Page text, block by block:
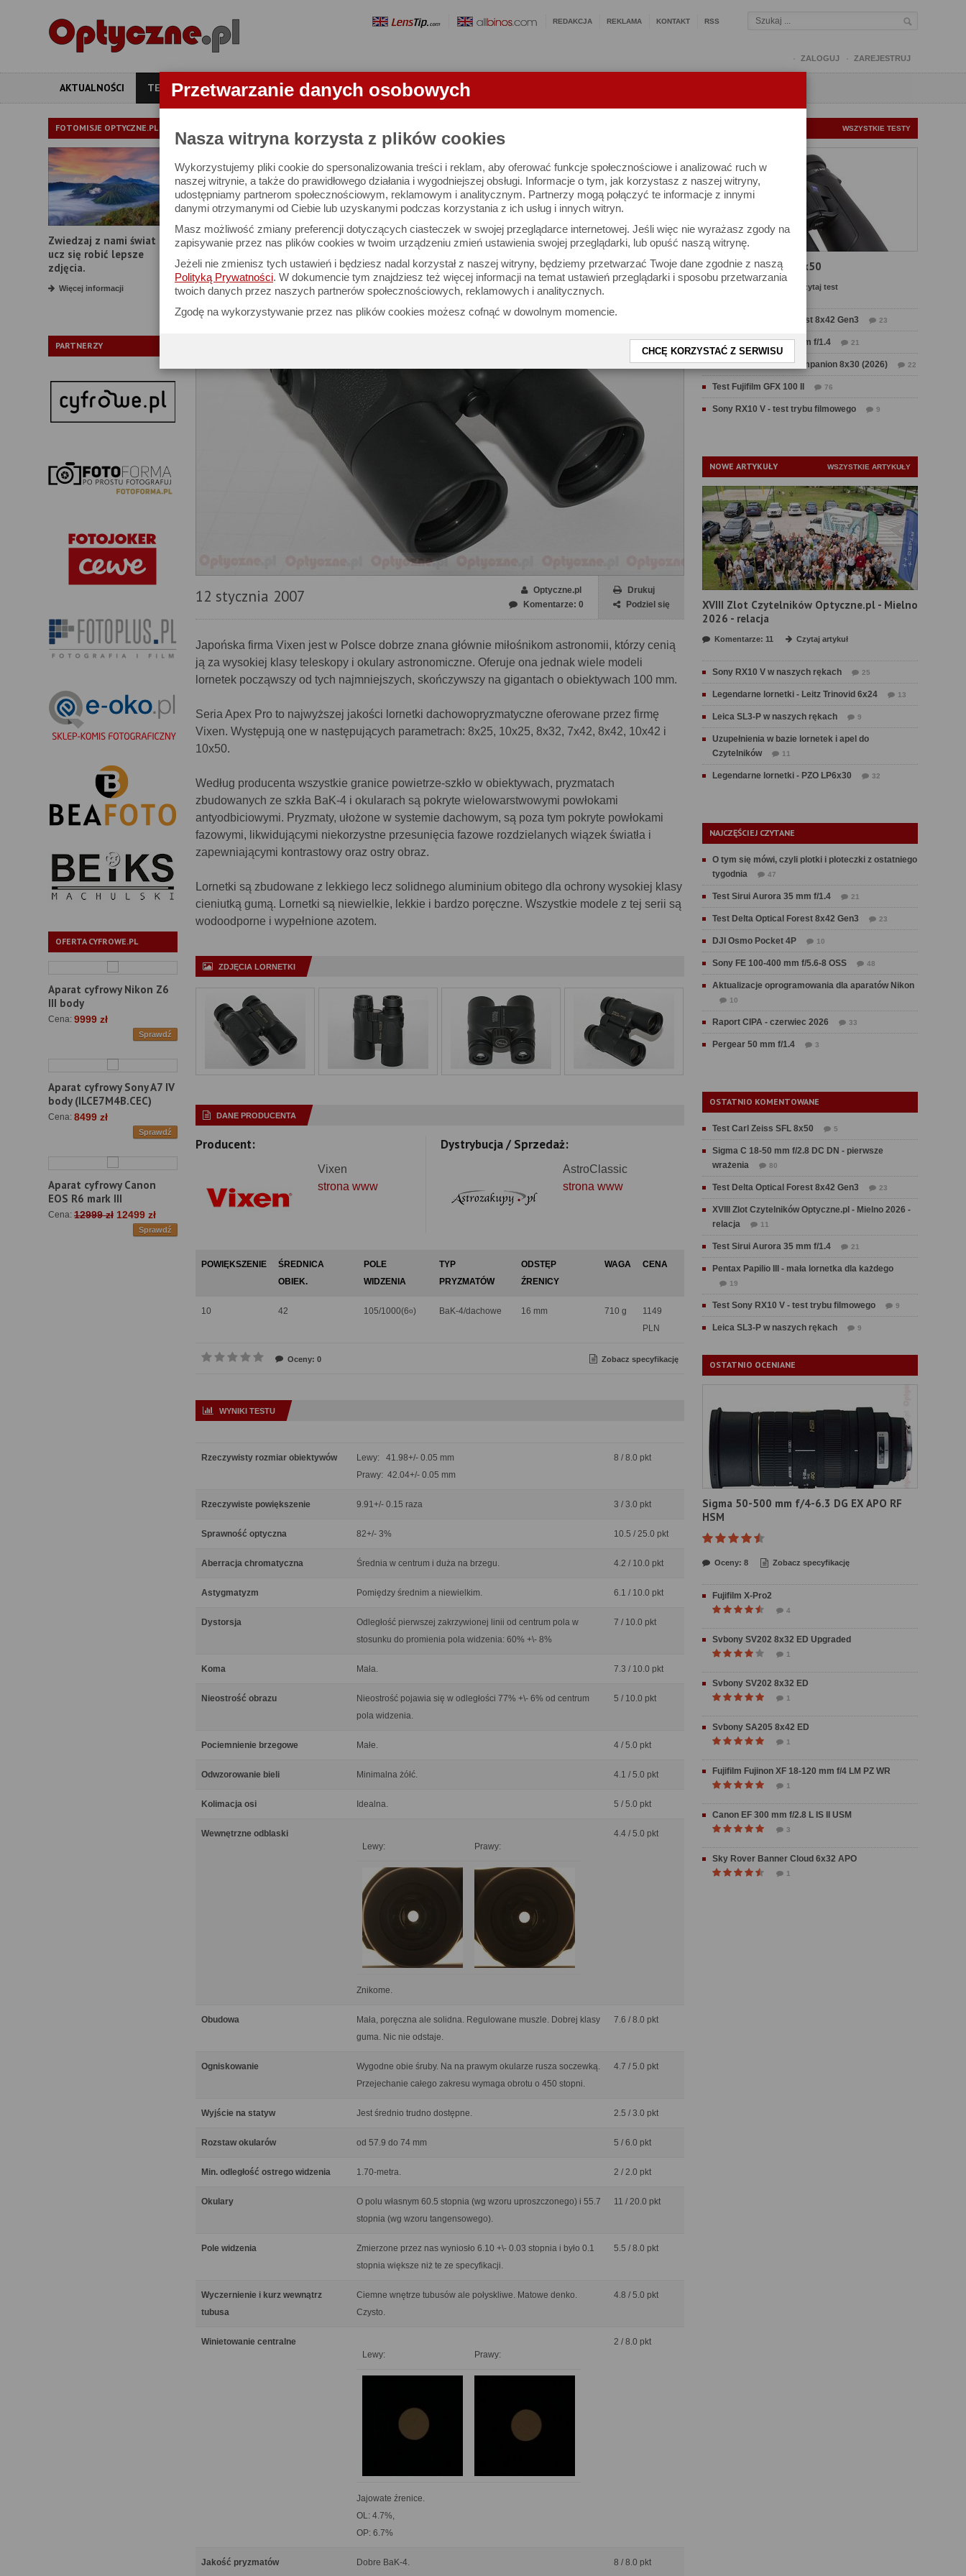
Przetwarzanie danych osobowych
Nasza witryna korzysta z plików cookies
Wykorzystujemy pliki cookie do spersonalizowania treści i reklam, aby oferować funkcje społecznościowe i analizować ruch w
naszej witrynie, a także do prawidłowego działania i wygodniejszej obsługi. Informacje o tym, jak korzystasz z naszej witryny,
udostępniamy partnerom społecznościowym, reklamowym i analitycznym. Partnerzy mogą połączyć te informacje z innymi
danymi otrzymanymi od Ciebie lub uzyskanymi podczas korzystania z ich usług i innych witryn.
Masz możliwość zmiany preferencji dotyczących ciasteczek w swojej przeglądarce internetowej. Jeśli więc nie wyrażasz zgody na
zapisywanie przez nas plików cookies w twoim urządzeniu zmień ustawienia swojej przeglądarki, lub opuść naszą witrynę.
Jeżeli nie zmienisz tych ustawień i będziesz nadal korzystał z naszej witryny, będziemy przetwarzać Twoje dane zgodnie z naszą
Polityką Prywatności. W dokumencie tym znajdziesz też więcej informacji na temat ustawień przeglądarki i sposobu przetwarzania
twoich danych przez naszych partnerów społecznościowych, reklamowych i analitycznych.
Zgodę na wykorzystywanie przez nas plików cookies możesz cofnąć w dowolnym momencie.
CHCĘ KORZYSTAĆ Z SERWISU
REDAKCJA REKLAMA KONTAKT RSS
ZALOGUJ ZAREJESTRUJ
AKTUALNOŚCI TESTY ARTYKUŁY APARATY OBIEKTYWY LORNETKI
FOTOMISJE OPTYCZNE.PL
Zwiedzaj z nami świat i
ucz się robić lepsze
zdjęcia.
Więcej informacji
PARTNERZY
OFERTA CYFROWE.PL
Aparat cyfrowy Nikon Z6
III body
Cena: 9999 zł
Sprawdź
Aparat cyfrowy Sony A7 IV
body (ILCE7M4B.CEC)
Cena: 8499 zł
Sprawdź
Aparat cyfrowy Canon
EOS R6 mark III
Cena: 12999 zł 12499 zł
Sprawdź
TEST LORNETKI
Vixen Apex Pro 10x42 - test lornetki
12 stycznia 2007
Drukuj
Podziel się
Optyczne.pl
Komentarze: 0
Japońska firma Vixen jest w Polsce dobrze znana głównie miłośnikom astronomii, którzy cenią
ją za wysokiej klasy teleskopy i okulary astronomiczne. Oferuje ona jednak wiele modeli
lornetek począwszy od tych najmniejszych, skończywszy na gigantach o obiektywach 100 mm.
Seria Apex Pro to najwyższej jakości lornetki dachowopryzmatyczne oferowane przez firmę
Vixen. Występują one w następujących parametrach: 8x25, 10x25, 8x32, 7x42, 8x42, 10x42 i
10x50.
Według producenta wszystkie granice powietrze-szkło w obiektywach, pryzmatach
zbudowanych ze szkła BaK-4 i okularach są pokryte wielowarstwowymi powłokami
antyodbiciowymi. Pryzmaty, ułożone w systemie dachowym, są poza tym pokryte powłokami
fazowymi, likwidującymi niekorzystne przesunięcia fazowe rozdzielanych wiązek światła i
zapewniającymi kontrastowy oraz ostry obraz.
Lornetki są zbudowane z lekkiego lecz solidnego aluminium obitego dla ochrony wysokiej klasy
cieniutką gumą. Lornetki są niewielkie, lekkie i bardzo poręczne. Wszystkie modele z tej serii są
wodoodporne i wypełnione azotem.
ZDJĘCIA LORNETKI
DANE PRODUCENTA
Producent:
Vixen
strona www
Dystrybucja / Sprzedaż:
AstroClassic
strona www
POWIĘKSZENIE
ŚREDNICA
OBIEK.
POLE
WIDZENIA
TYP
PRYZMATÓW
ODSTĘP
ŹRENICY
WAGA CENA
10 42 105/1000(6o) BaK-4/dachowe 16 mm 710 g
1149
PLN
Oceny: 0 Zobacz specyfikację
WYNIKI TESTU
Rzeczywisty rozmiar obiektywów
Lewy: 41.98+/- 0.05 mm
Prawy: 42.04+/- 0.05 mm
8 / 8.0 pkt
Rzeczywiste powiększenie 9.91+/- 0.15 raza 3 / 3.0 pkt
Sprawność optyczna 82+/- 3% 10.5 / 25.0 pkt
Aberracja chromatyczna Średnia w centrum i duża na brzegu. 4.2 / 10.0 pkt
Astygmatyzm Pomiędzy średnim a niewielkim. 6.1 / 10.0 pkt
Dystorsja
Odległość pierwszej zakrzywionej linii od centrum pola w
stosunku do promienia pola widzenia: 60% +\- 8%
7 / 10.0 pkt
Koma Mała. 7.3 / 10.0 pkt
Nieostrość obrazu
Nieostrość pojawia się w odległości 77% +\- 6% od centrum
pola widzenia.
5 / 10.0 pkt
Pociemnienie brzegowe Małe. 4 / 5.0 pkt
Odwzorowanie bieli Minimalna żółć. 4.1 / 5.0 pkt
Kolimacja osi Idealna. 5 / 5.0 pkt
Wewnętrzne odblaski
Lewy:
Prawy:
Znikome.
4.4 / 5.0 pkt
Obudowa
Mała, poręczna ale solidna. Regulowane muszle. Dobrej klasy
guma. Nic nie odstaje.
7.6 / 8.0 pkt
Ogniskowanie
Wygodne obie śruby. Na na prawym okularze rusza soczewką.
Przejechanie całego zakresu wymaga obrotu o 450 stopni.
4.7 / 5.0 pkt
Wyjście na statyw Jest średnio trudno dostępne. 2.5 / 3.0 pkt
Rozstaw okularów od 57.9 do 74 mm 5 / 6.0 pkt
Min. odległość ostrego widzenia 1.70-metra. 2 / 2.0 pkt
Okulary
O polu własnym 60.5 stopnia (wg wzoru uproszczonego) i 55.7
stopnia (wg wzoru tangensowego).
11 / 20.0 pkt
Pole widzenia
Zmierzone przez nas wyniosło 6.10 +\- 0.03 stopnia i było 0.1
stopnia większe niż te ze specyfikacji.
5.5 / 8.0 pkt
Wyczernienie i kurz wewnątrz
tubusa
Ciemne wnętrze tubusów ale połyskliwe. Matowe denko.
Czysto.
4.8 / 5.0 pkt
Winietowanie centralne
Lewy:
Prawy:
Jajowate źrenice.
OL: 4.7%,
OP: 6.7%
2 / 8.0 pkt
Jakość pryzmatów Dobre BaK-4. 8 / 8.0 pkt
WSZYSTKIE TESTY
Test Carl Zeiss SFL 8x50
Czytaj test
Test Delta Optical Forest 8x42 Gen3 23
Test Sirui Aurora 35 mm f/1.4 21
Test Swarovski CL Companion 8x30 (2026) 22
Test Fujifilm GFX 100 II 76
Sony RX10 V - test trybu filmowego 9
NOWE ARTYKUŁY WSZYSTKIE ARTYKUŁY
XVIII Zlot Czytelników Optyczne.pl - Mielno
2026 - relacja
Komentarze: 11 Czytaj artykuł
Sony RX10 V w naszych rękach 25
Legendarne lornetki - Leitz Trinovid 6x24 13
Leica SL3-P w naszych rękach 9
Uzupełnienia w bazie lornetek i apel do
Czytelników
11
Legendarne lornetki - PZO LP6x30 32
NAJCZĘŚCIEJ CZYTANE
O tym się mówi, czyli plotki i ploteczki z ostatniego
tygodnia
47
Test Sirui Aurora 35 mm f/1.4 21
Test Delta Optical Forest 8x42 Gen3 23
DJI Osmo Pocket 4P 10
Sony FE 100-400 mm f/5.6-8 OSS 48
Aktualizacje oprogramowania dla aparatów Nikon
10
Raport CIPA - czerwiec 2026 33
Pergear 50 mm f/1.4 3
OSTATNIO KOMENTOWANE
Test Carl Zeiss SFL 8x50 5
Sigma C 18-50 mm f/2.8 DC DN - pierwsze
wrażenia
80
Test Delta Optical Forest 8x42 Gen3 23
XVIII Zlot Czytelników Optyczne.pl - Mielno 2026 -
relacja
11
Test Sirui Aurora 35 mm f/1.4 21
Pentax Papilio III - mała lornetka dla każdego
19
Test Sony RX10 V - test trybu filmowego 9
Leica SL3-P w naszych rękach 9
OSTATNIO OCENIANE
Sigma 50-500 mm f/4-6.3 DG EX APO RF
HSM
Oceny: 8 Zobacz specyfikację
Fujifilm X-Pro2
4
Svbony SV202 8x32 ED Upgraded
1
Svbony SV202 8x32 ED
1
Svbony SA205 8x42 ED
1
Fujifilm Fujinon XF 18-120 mm f/4 LM PZ WR
1
Canon EF 300 mm f/2.8 L IS II USM
3
Sky Rover Banner Cloud 6x32 APO
1